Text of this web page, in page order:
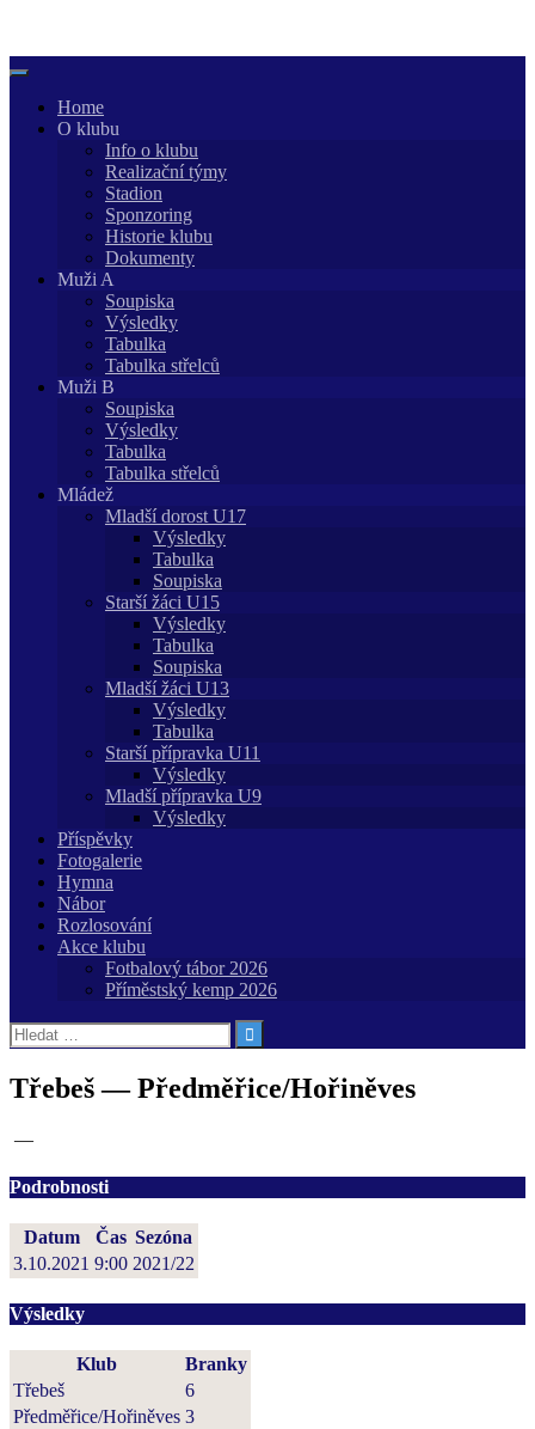
content
Home
O klubu
Info o klubu
Realizační týmy
Stadion
Sponzoring
Historie klubu
Dokumenty
Muži A
Soupiska
Výsledky
Tabulka
Tabulka střelců
Muži B
Soupiska
Výsledky
Tabulka
Tabulka střelců
Mládež
Mladší dorost U17
Výsledky
Tabulka
Soupiska
Starší žáci U15
Výsledky
Tabulka
Soupiska
Mladší žáci U13
Výsledky
Tabulka
Starší přípravka U11
Výsledky
Mladší přípravka U9
Výsledky
Příspěvky
Fotogalerie
Hymna
Nábor
Rozlosování
Akce klubu
Fotbalový tábor 2026
Příměstský kemp 2026
Vyhledávání
Třebeš — Předměřice/Hořiněves
—
Podrobnosti
Datum Čas Sezóna
3.10.2021 9:00 2021/22
Výsledky
Klub
Branky
Třebeš
6
Předměřice/Hořiněves 3